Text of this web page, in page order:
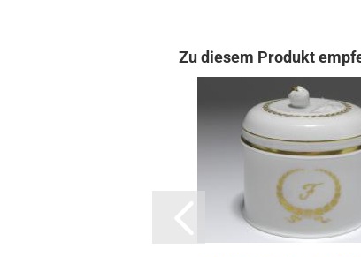
Zu diesem Produkt